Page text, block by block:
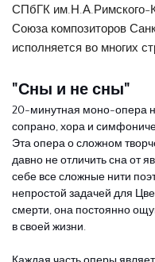
СПбГК им.Н.А.Римского-
Союза композиторов
исполняется во многих
"Сны и не сны"
20-минутная моно-опера
сопрано, хора и
Эта опера о сложном
давно не отличить сна от
себе все сложные нити
непростой задачей для
смерти, она постоянно
в своей жизни.